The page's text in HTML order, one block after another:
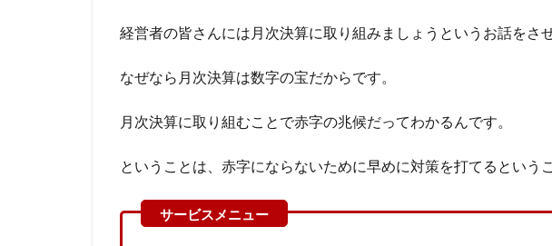
経営者の皆さんには月次決算に取り組みましょうというお話をさ
なぜなら月次決算は数字の宝だからです。
月次決算に取り組むことで赤字の兆候だってわかるんです。
ということは、赤字にならないために早めに対策を打てるという
協力金、税金、所得税、個人事業主
創業融
個人事業主、給料、事業主貸
会計、月次決算、経営判断
会社設立 節税
インボイス、適格請求書発行事業者登録